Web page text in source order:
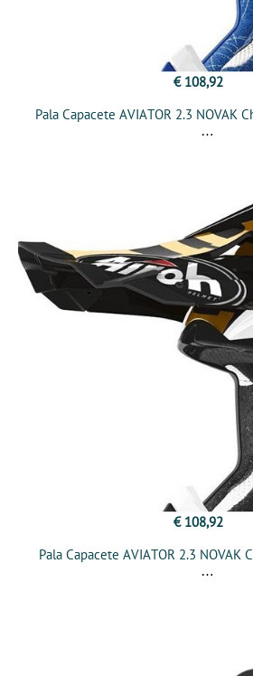
€ 108,92
Pala Capacete AVIATOR 2.3 NOVAK
€ 108,92
Pala Capacete AVIATOR 2.3 NOVAK